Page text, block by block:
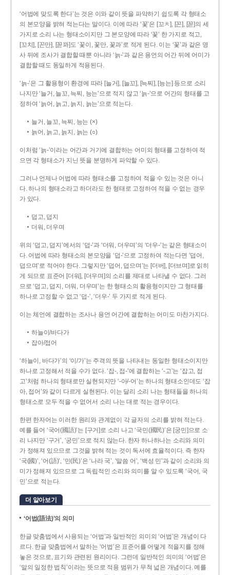
‘어법에 맞도록 한다’는 것은 이와 같이 뜻을 파악하기 쉽도록 각 형태소
의 본모양을 밝혀 적는다는 말이다. 이에 따라 ‘꽃’은 [꼬ㅊ], [꼰], [꼳]의 세
가지로 소리 나는 형태소이지만 그 본모양에 따라 ‘꽃’ 한 가지로 적고,
[꼬치], [꼰만], [꼳꽈]도 ‘꽃이, 꽃만, 꽃과’로 적게 된다. 이는 ‘꽃’과 같은 명
사 뒤에 조사가 결합할 때뿐 아니라 ‘늙-’과 같은 용언의 어간 뒤에 어미가
결합할 때도 동일하게 적용된다.
‘늙-’은 그 활용형이 환경에 따라 [늘거], [늘꼬], [늑찌], [능는] 등으로 소리
나지만 ‘늘거, 늘꼬, 늑찌, 능는’으로 적지 않고 ‘늙-’으로 어간의 형태를 고
정하여 ‘늙어, 늙고, 늙지, 늙는’으로 적는다.
늘거, 늘꼬, 늑찌, 능는 (×)
늙어, 늙고, 늙지, 늙는 (○)
이처럼 ‘늙-­’이라는 어간과 거기에 결합하는 어미의 형태를 고정하여 적
으면 각 형태소가 지닌 뜻을 분명하게 파악할 수 있다.
그러나 언제나 어법에 따라 형태소를 고정하여 적을 수 있는 것은 아니
다. 하나의 형태소라고 하더라도 한 형태로 고정하여 적을 수 없는 경우
가 있다.
덥고, 덥지
더워, 더우며
위의 ‘덥고, 덥지’에서의 ‘덥-­’과 ‘더워, 더우며’의 ‘더우-­’는 같은 형태소이
다. 어법에 따라 형태소의 본모양을 ‘덥-­’으로 고정하여 적는다면 ‘덥어,
덥으며’로 적어야 한다. 그렇지만 ‘덥어, 덥으며’는 [더버], [더브며]로 읽히
게 되므로 표준어 [더워], [더우며]의 소리를 제대로 나타낼 수 없다. 그러
므로 ‘덥고, 덥지, 더워, 더우며’는 한 형태소의 활용형이지만 그 형태를
하나로 고정할 수 없고 ‘덥-’, ‘더우-’ 두 가지로 적게 된다.
이는 체언에 결합하는 조사나 용언 어간에 결합하는 어미도 마찬가지다.
하늘이/바다가
잡아/접어
‘하늘이, 바다가’의 ‘이/가’는 주격의 뜻을 나타내는 동일한 형태소이지만
하나로 고정해서 적을 수가 없다. ‘잡-, 접-’에 결합하는 ‘-고’는 ‘잡고, 접
고’처럼 하나의 형태로만 실현되지만 ‘-아/-어’는 하나의 형태소인데도 ‘잡
아, 접어’와 같이 다르게 실현된다. 이는 달리 소리 나는 형태들을 하나의
형태소로 모두 적을 수 없어서 소리 나는 대로 적는 경우이다.
한편 한자어는 이러한 원리와 관계없이 각 글자의 소리를 밝혀 적는다.
예를 들어 ‘국어(國語)’는 [구거]로 소리 나고 ‘국민(國民)’은 [궁민]으로 소
리 나지만 ‘구거’, ‘궁민’으로 적지 않는다. 한자 하나하나는 소리와 의미
가 정해져 있으므로 그것을 밝혀 적는 것이 독서에 효율적이다. 즉 한자
‘국(國)’, ‘어(語)’, ‘민(民)’은 ‘나라 국’, ‘말씀 어’, ‘백성 민’과 같이 소리와 의
미가 정해져 있으므로 그 독립적인 소리와 의미를 알 수 있도록 ‘국어, 국
민’으로 적는다.
더 알아보기
‘어법(語法)’의 의미
한글 맞춤법에서 사용되는 ‘어법’과 일반적인 의미의 ‘어법’은 개념이 다
르다. 한글 맞춤법에서 말하는 ‘어법’은 표준어를 어떻게 적을지를 정해
놓은 것으로, 표기와 관련된 원리이다. 그런데 일반적인 의미의 ‘어법’은
‘말의 일정한 법칙’이라는 뜻으로 적용 범위가 무척 넓은 개념이다. 예를